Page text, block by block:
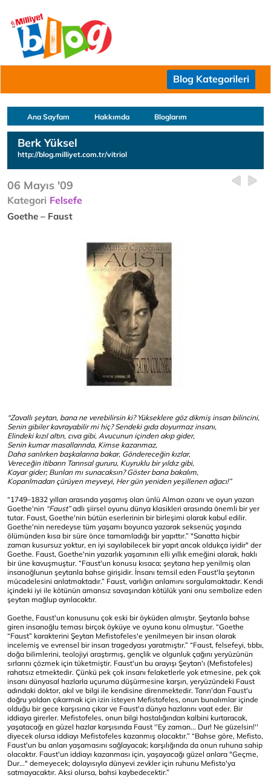
Blog Kategorileri
Ana Sayfam Hakkımda Bloglarım
Berk Yüksel
http://blog.milliyet.com.tr/vitriol
06 Mayıs '09
Kategori Felsefe
Goethe – Faust
“Zavallı şeytan, bana ne verebilirsin ki? Yükseklere göz dikmiş insan bilincini,
Senin gibiler kavrayabilir mi hiç? Sendeki gıda doyurmaz insanı,
Elindeki kızıl altın, cıva gibi, Avucunun içinden akıp gider,
Senin kumar masallarında, Kimse kazanmaz,
Daha sarılırken başkalarına bakar, Göndereceğin kızlar,
Vereceğin itibarın Tanrısal gururu, Kuyruklu bir yıldız gibi,
Kayar gider; Bunları mı sunacaksın? Göster bana bakalım,
Koparılmadan çürüyen meyveyi, Her gün yeniden yeşillenen ağacı!”
“1749–1832 yılları arasında yaşamış olan ünlü Alman ozanı ve oyun yazarı
Goethe'nin “Faust”adlı şiirsel oyunu dünya klasikleri arasında önemli bir yer
tutar. Faust, Goethe'nin bütün eserlerinin bir birleşimi olarak kabul edilir.
Goethe'nin neredeyse tüm yaşamı boyunca yazarak seksenüç yaşında
ölümünden kısa bir süre önce tamamladığı bir yapıttır.” "Sanatta hiçbir
zaman kusursuz yoktur, en iyi sayılabilecek bir yapıt ancak oldukça iyidir" der
Goethe. Faust, Goethe'nin yazarlık yaşamının elli yıllık emeğini alarak, haklı
bir üne kavuşmuştur. “Faust'un konusu kısaca; şeytana hep yenilmiş olan
insanoğlunun şeytanla bahse girişidir. İnsanı temsil eden Faust'la şeytanın
mücadelesini anlatmaktadır.” Faust, var­lığın anlamını sorgulamaktadır. Kendi
içindeki iyi ile kötünün amansız savaşından kötülük yani onu sembolize eden
şeytan mağlup ayrılacaktır.
Goethe, Faust'un konusunu çok eski bir öyküden almıştır. Şeytanla bahse
giren insanoğlu teması birçok öyküye ve oyuna konu olmuştur. “Goethe
“Faust” karakterini Şeytan Mefistofeles'e yenilmeyen bir insan olarak
incelemiş ve evrensel bir insan tragedyası yaratmıştır.” “Faust, felsefeyi, tıbbı,
doğa bilimlerini, teolojiyi araştırmış, gençlik ve olgunluk çağını yeryüzünün
sırlarını çözmek için tüketmiştir. Faust'un bu arayışı Şeytan'ı (Mefistofeles)
rahatsız etmektedir. Çünkü pek çok insanı felaketlerle yok etmesine, pek çok
insanı dünyasal hazlarla uçuruma düşürmesine karşın, yeryüzündeki Faust
adındaki doktor, akıl ve bilgi ile kendisine direnmektedir. Tanrı'dan Faust'u
doğru yoldan çıkarmak için izin isteyen Mefistofeles, onun bunalımlar içinde
olduğu bir gece karşısına çıkar ve Faust'a dünya hazlarını vaat eder. Bir
iddiaya girerler. Mefistofeles, onun bilgi hastalığından kalbini kurtaracak,
yaşatacağı en güzel hazlar karşısında Faust ''Ey zaman... Dur! Ne güzelsin!''
diyecek olursa iddiayı Mefistofeles kazanmış olacaktır.” “Bahse göre, Mefisto,
Faust'un bu anları yaşamasını sağlayacak; karşılığında da onun ruhuna sahip
olacaktır. Faust'un iddiayı kazanması için, yaşayacağı güzel anlara "Geçme,
Dur..." demeyecek; dolayısıyla dünyevi zevkler için ruhunu Mefisto'ya
satmayacaktır. Aksi olursa, bahsi kaybedecektir.”